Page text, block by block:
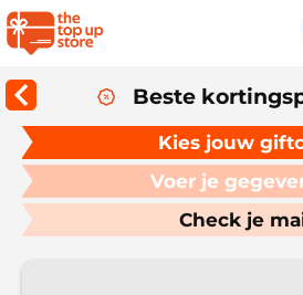
Selecteer een taal
Beste
Kies jouw
Voer je
Check je